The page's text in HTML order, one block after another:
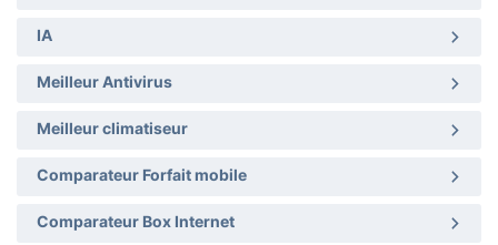
IA
Meilleur Antivirus
Meilleur climatiseur
Comparateur Forfait mobile
Comparateur Box Internet